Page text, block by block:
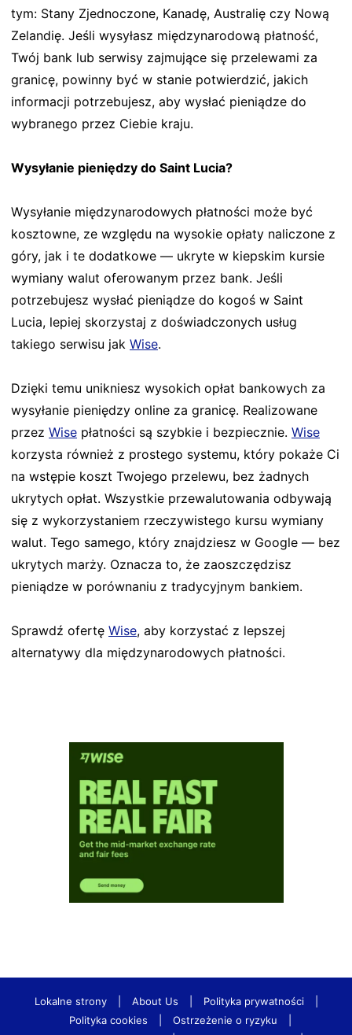
tym: Stany Zjednoczone, Kanadę, Australię czy Nową
Zelandię. Jeśli wysyłasz międzynarodową płatność,
Twój bank lub serwisy zajmujące się przelewami za
granicę, powinny być w stanie potwierdzić, jakich
informacji potrzebujesz, aby wysłać pieniądze do
wybranego przez Ciebie kraju.
Wysyłanie pieniędzy do Saint Lucia?
Wysyłanie międzynarodowych płatności może być
kosztowne, ze względu na wysokie opłaty naliczone z
góry, jak i te dodatkowe — ukryte w kiepskim kursie
wymiany walut oferowanym przez bank. Jeśli
potrzebujesz wysłać pieniądze do kogoś w Saint
Lucia, lepiej skorzystaj z doświadczonych usług
takiego serwisu jak Wise.
Dzięki temu unikniesz wysokich opłat bankowych za
wysyłanie pieniędzy online za granicę. Realizowane
przez Wise płatności są szybkie i bezpiecznie. Wise
korzysta również z prostego systemu, który pokaże Ci
na wstępie koszt Twojego przelewu, bez żadnych
ukrytych opłat. Wszystkie przewalutowania odbywają
się z wykorzystaniem rzeczywistego kursu wymiany
walut. Tego samego, który znajdziesz w Google — bez
ukrytych marży. Oznacza to, że zaoszczędzisz
pieniądze w porównaniu z tradycyjnym bankiem.
Sprawdź ofertę Wise, aby korzystać z lepszej
alternatywy dla międzynarodowych płatności.
Lokalne strony About Us Polityka prywatności
Polityka cookies
Ostrzeżenie o ryzyku